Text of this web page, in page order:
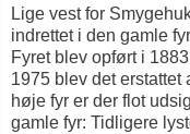
Lige vest for
indrettet i den gamle
Fyret blev opført i
1975 blev det erstattet
høje fyr er der flot
gamle fyr: Tidligere